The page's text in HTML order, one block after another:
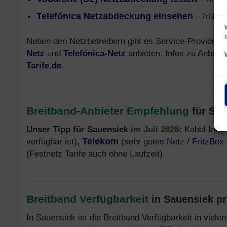
Telefónica Netzabdeckung einsehen – früher
Neben den Netzbetreibern gibt es Service-Provider,
Netz und Telefónica-Netz anbieten. Infos zu
Tarife.de.
Breitband-Anbieter Empfehlung für
Unser Tipp für Sauensiek im Juli 2026: Kabel
verfügbar ist), Telekom (sehr gutes Netz / FritzBox
(Festnetz Tarife auch ohne Laufzeit).
Breitband Verfügbarkeit in Sauensiek
In Sauensiek ist die Breitband Verfügbarkeit in